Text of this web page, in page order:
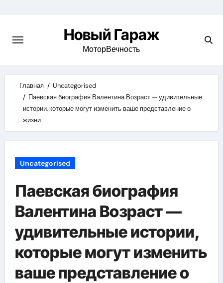
content
Новый Гараж
МоторВечность
Главная
Uncategorised
Паевская биография Валентина Возраст — удивительные
истории, которые могут изменить ваше представление о
жизни
Uncategorised
Паевская биография
Валентина Возраст —
удивительные истории,
которые могут изменить
ваше представление о